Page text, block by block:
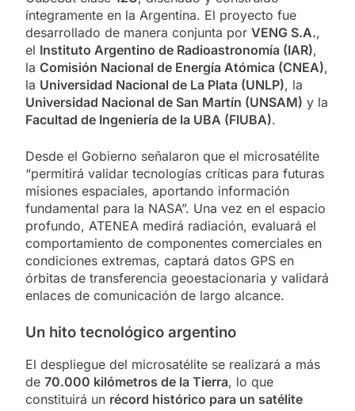
íntegramente en la Argentina. El proyecto fue
desarrollado de manera conjunta por VENG S.A.,
el Instituto Argentino de Radioastronomía (IAR),
la Comisión Nacional de Energía Atómica (CNEA),
la Universidad Nacional de La Plata (UNLP), la
Universidad Nacional de San Martín (UNSAM) y la
Facultad de Ingeniería de la UBA (FIUBA).
Desde el Gobierno señalaron que el microsatélite
“permitirá validar tecnologías críticas para futuras
misiones espaciales, aportando información
fundamental para la NASA”. Una vez en el espacio
profundo, ATENEA medirá radiación, evaluará el
comportamiento de componentes comerciales en
condiciones extremas, captará datos GPS en
órbitas de transferencia geoestacionaria y validará
enlaces de comunicación de largo alcance.
Un hito tecnológico argentino
El despliegue del microsatélite se realizará a más
de 70.000 kilómetros de la Tierra, lo que
constituirá un récord histórico para un satélite